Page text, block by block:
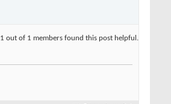
1 out of 1 members found this post helpful.